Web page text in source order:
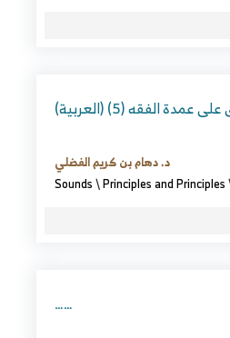
على عمدة الفقه (5)
د. دهام بن كريم الفضلي
Sounds\Principles and Principles
……